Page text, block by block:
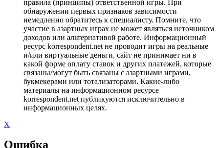
правила (принципы) ответственной игры. При
обнаружении первых признаков зависимости
немедленно обратитесь к специалисту. Помните, что
участие в азартных играх не может являться источником
доходов или альтернативой работе. Информационный
ресурс korrespondent.net не проводит игры на реальные
и/или виртуальные деньги, сайт не принимает ни в
какой форме оплату ставок и других платежей, которые
связаны/могут быть связаны с азартными играми,
букмекерами или тотализаторами. Какие-либо
материалы на информационном ресурсе
korrespondent.net публикуются исключительно в
информационных целях.
X
Ошибка